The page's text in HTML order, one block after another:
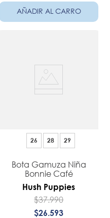
AÑADIR AL CARRO
26 28 29
Bota Gamuza Niña
Bonnie Café
Hush Puppies
$37.990
$26.593